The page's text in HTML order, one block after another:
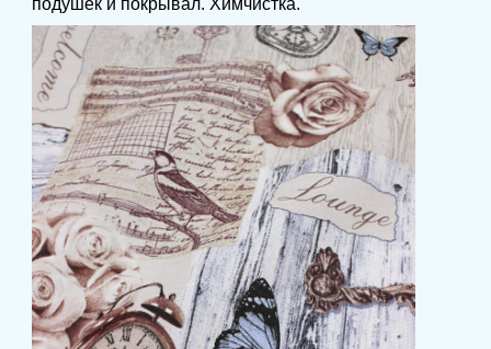
подушек и покрывал. Химчистка.